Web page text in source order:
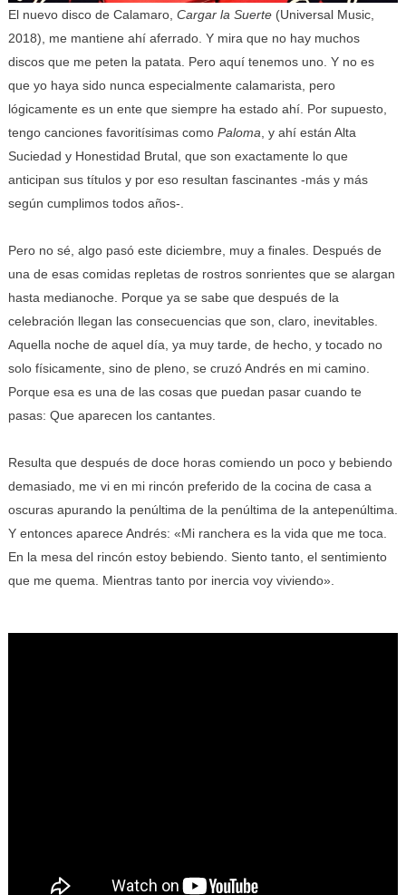
El nuevo disco de Calamaro, Cargar la Suerte(Universal Music,
2018), me mantiene ahí aferrado. Y mira que no hay muchos
discos que me peten la patata. Pero aquí tenemos uno. Y no es
que yo haya sido nunca especialmente calamarista, pero
lógicamente es un ente que siempre ha estado ahí. Por supuesto,
tengo canciones favoritísimas como Paloma, y ahí están Alta
Suciedad y Honestidad Brutal, que son exactamente lo que
anticipan sus títulos y por eso resultan fascinantes -más y más
según cumplimos todos años-.
Pero no sé, algo pasó este diciembre, muy a finales. Después de
una de esas comidas repletas de rostros sonrientes que se alargan
hasta medianoche. Porque ya se sabe que después de la
celebración llegan las consecuencias que son, claro, inevitables.
Aquella noche de aquel día, ya muy tarde, de hecho, y tocado no
solo físicamente, sino de pleno, se cruzó Andrés en mi camino.
Porque esa es una de las cosas que puedan pasar cuando te
pasas: Que aparecen los cantantes.
Resulta que después de doce horas comiendo un poco y bebiendo
demasiado, me vi en mi rincón preferido de la cocina de casa a
oscuras apurando la penúltima de la penúltima de la antepenúltima.
Y entonces aparece Andrés: «Mi ranchera es la vida que me toca.
En la mesa del rincón estoy bebiendo. Siento tanto, el sentimiento
que me quema. Mientras tanto por inercia voy viviendo».